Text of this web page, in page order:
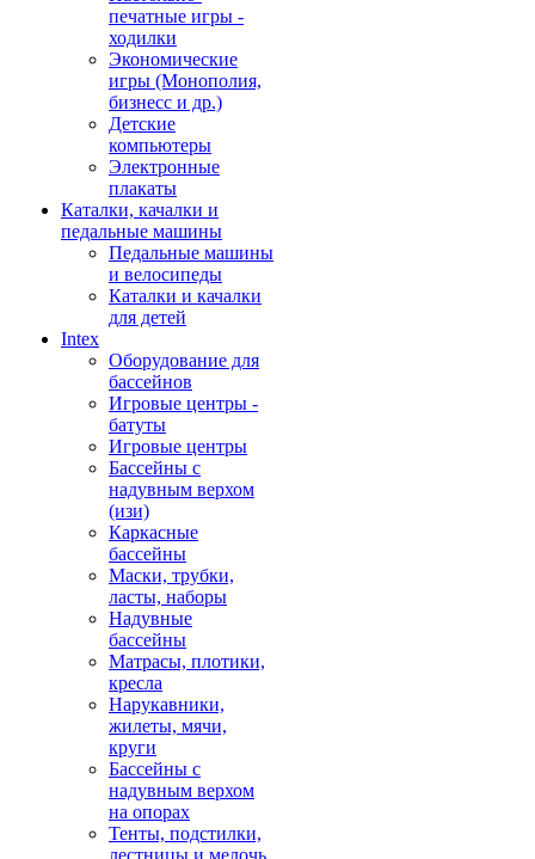
печатные игры -
ходилки
Экономические
игры (Монополия,
бизнесс и др.)
Детские
компьютеры
Электронные
плакаты
Каталки, качалки и
педальные машины
Педальные машины
и велосипеды
Каталки и качалки
для детей
Intex
Оборудование для
бассейнов
Игровые центры -
батуты
Игровые центры
Бассейны с
надувным верхом
(изи)
Каркасные
бассейны
Маски, трубки,
ласты, наборы
Надувные
бассейны
Матрасы, плотики,
кресла
Нарукавники,
жилеты, мячи,
круги
Бассейны с
надувным верхом
на опорах
Тенты, подстилки,
лестницы и мелочь